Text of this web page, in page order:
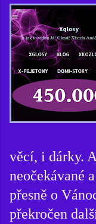
věcí, i dárky.
neočekávané
přesně o
překročen